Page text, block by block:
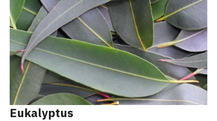
Eukalyptus